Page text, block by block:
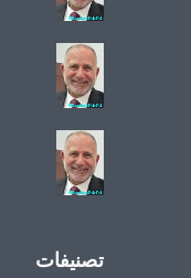
تصنيفات